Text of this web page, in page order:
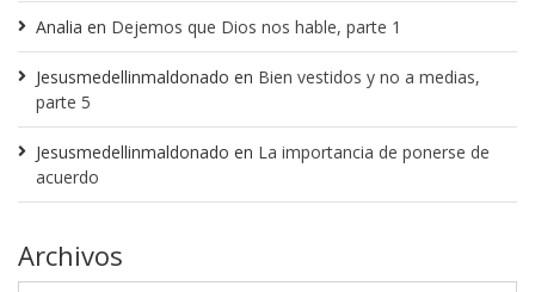
Analia en Dejemos que Dios nos hable, parte 1
Jesusmedellinmaldonado en Bien vestidos y no a medias,
parte 5
Jesusmedellinmaldonado en La importancia de ponerse de
acuerdo
Archivos